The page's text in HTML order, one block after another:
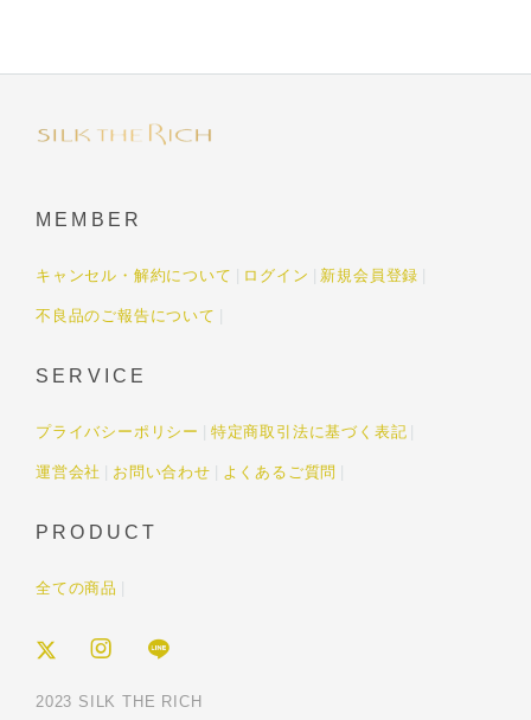
MEMBER
キャンセル・解約について ログイン 新規会員登録
不良品のご報告について
SERVICE
プライバシーポリシー 特定商取引法に基づく表記
運営会社 お問い合わせ よくあるご質問
PRODUCT
全ての商品
2023 SILK THE RICH